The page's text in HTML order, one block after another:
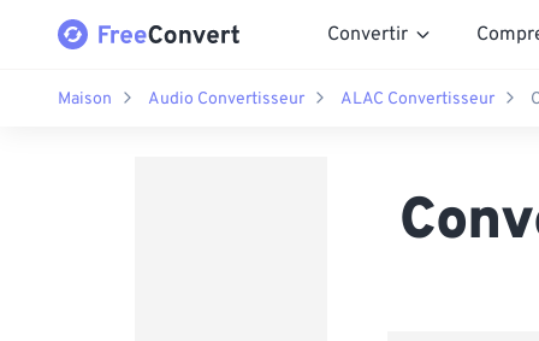
Convertir
Maison Audio Convertisseur ALAC Convertisseur